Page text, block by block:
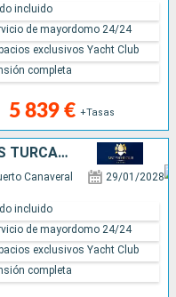
5 839 € +Tasas
incluido
de mayordomo 24/24
exclusivos Yacht Club
completa
REPÚBLICA DOMINICANA, ISLAS TURCAS Y CAICOS, MÉXICO, BAHAMAS, ESTADOS UNIDOS
Canaveral 29/01/2028
incluido
de mayordomo 24/24
exclusivos Yacht Club
completa